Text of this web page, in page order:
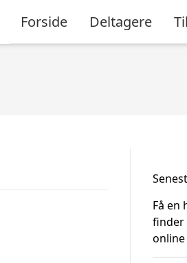
Forside Deltagere
Få en
finder